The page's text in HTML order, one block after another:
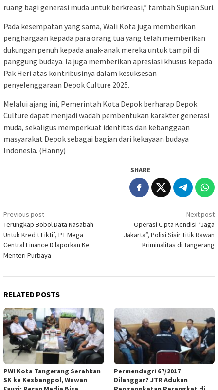
ruang bagi generasi muda untuk berkreasi,” tambah Supian Suri.
Pada kesempatan yang sama, Wali Kota juga memberikan
penghargaan kepada para orang tua yang telah memberikan
dukungan penuh kepada anak-anak mereka untuk tampil di
panggung budaya. Ia juga memberikan apresiasi khusus kepada
Pak Heri atas kontribusinya dalam kesuksesan
penyelenggaraan Depok Culture 2025.
Melalui ajang ini, Pemerintah Kota Depok berharap Depok
Culture dapat menjadi wadah pembentukan karakter generasi
muda, sekaligus memperkuat identitas dan kebanggaan
masyarakat Depok sebagai bagian dari kekayaan budaya
Indonesia. (Hanny)
SHARE
Post
navigation
Previous post
Terungkap Bobol Data Nasabah
Untuk Kredit Fiktif, PT Mega
Central Finance Dilaporkan Ke
Menteri Purbaya
Next post
Operasi Cipta Kondisi “Jaga
Jakarta”, Polisi Sisir Titik Rawan
Kriminalitas di Tangerang
RELATED POSTS
PWI Kota Tangerang Serahkan
SK ke Kesbangpol, Wawan
Permendagri 67/2017
Dilanggar? JTR Adukan